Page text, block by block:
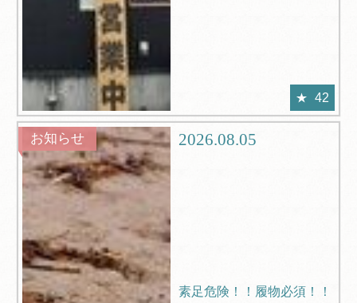
42
お知らせ 2026.08.05
素足危険！！履物必須！！